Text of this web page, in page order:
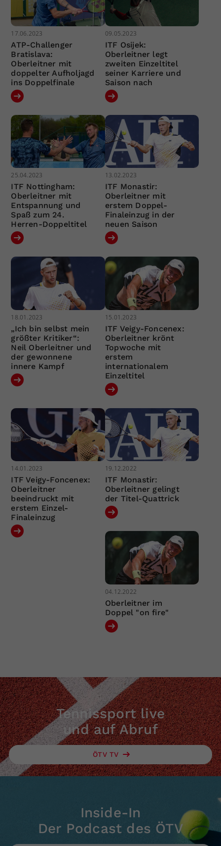
17.06.2023
ATP-Challenger
Bratislava:
Oberleitner mit
doppelter Aufholjagd
ins Doppelfinale
09.05.2023
ITF Osijek:
Oberleitner legt
zweiten Einzeltitel
seiner Karriere und
Saison nach
25.04.2023
ITF Nottingham:
Oberleitner mit
Entspannung und
Spaß zum 24.
Herren-Doppeltitel
13.02.2023
ITF Monastir:
Oberleitner mit
erstem Doppel-
Finaleinzug in der
neuen Saison
18.01.2023
„Ich bin selbst mein
größter Kritiker“:
Neil Oberleitner und
der gewonnene
innere Kampf
15.01.2023
ITF Veigy-Foncenex:
Oberleitner krönt
Topwoche mit
erstem
internationalem
Einzeltitel
14.01.2023
ITF Veigy-Foncenex:
Oberleitner
beeindruckt mit
erstem Einzel-
Finaleinzug
19.12.2022
ITF Monastir:
Oberleitner gelingt
der Titel-Quattrick
04.12.2022
Oberleitner im
Doppel "on fire"
Tennissport live
und auf Abruf
ÖTV TV
Inside-In
Der Podcast des ÖTV